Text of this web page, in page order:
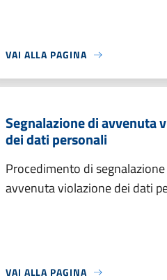
VAI ALLA PAGINA
Segnalazione di avvenuta
dei dati personali
Procedimento di
avvenuta violazione dei dati
VAI ALLA PAGINA